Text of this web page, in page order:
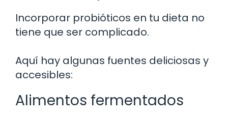
Incorporar probióticos en tu dieta no
tiene que ser complicado.
Aquí hay algunas fuentes deliciosas y
accesibles:
Alimentos fermentados